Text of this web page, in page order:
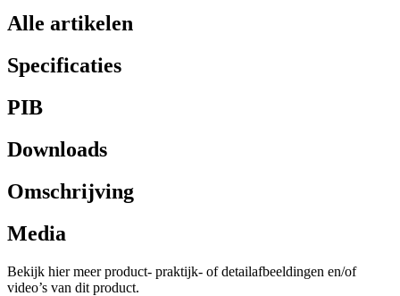
Alle artikelen
Specificaties
PIB
Downloads
Omschrijving
Media
Bekijk hier meer product- praktijk- of detailafbeeldingen en/of
video’s van dit product.